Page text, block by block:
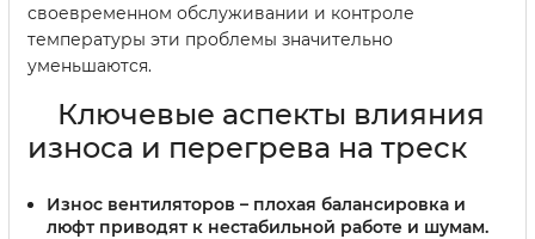
своевременном обслуживании и контроле
температуры эти проблемы значительно
уменьшаются.
Ключевые аспекты влияния
износа и перегрева на треск
Износ вентиляторов – плохая балансировка и
люфт приводят к нестабильной работе и шумам.